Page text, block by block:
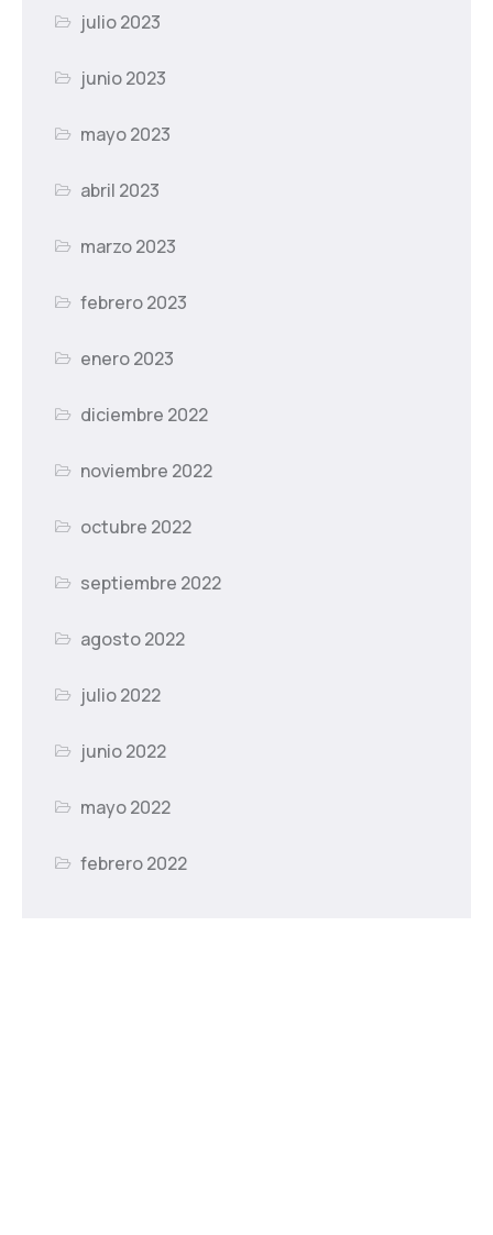
julio 2023
junio 2023
mayo 2023
abril 2023
marzo 2023
febrero 2023
enero 2023
diciembre 2022
noviembre 2022
octubre 2022
septiembre 2022
agosto 2022
julio 2022
junio 2022
mayo 2022
febrero 2022